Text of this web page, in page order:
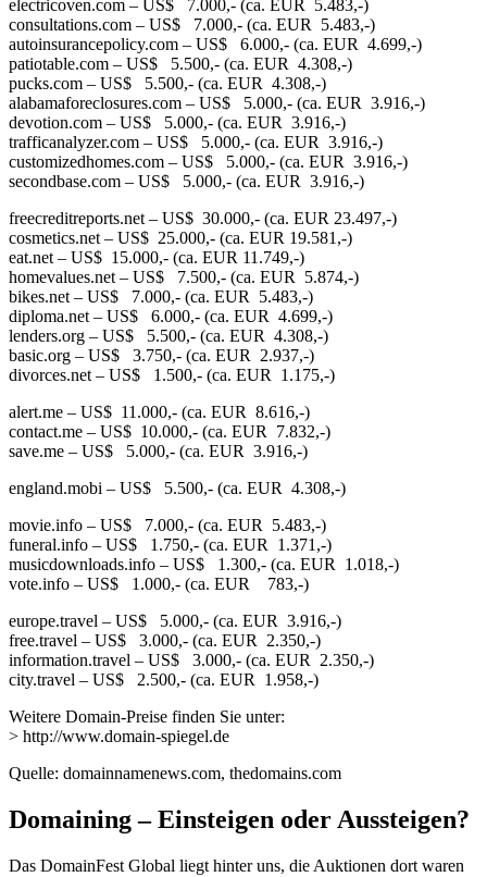
electricoven.com – US$ 7.000,- (ca. EUR 5.483,-)
consultations.com – US$ 7.000,- (ca. EUR 5.483,-)
autoinsurancepolicy.com – US$ 6.000,- (ca. EUR 4.699,-)
patiotable.com – US$ 5.500,- (ca. EUR 4.308,-)
pucks.com – US$ 5.500,- (ca. EUR 4.308,-)
alabamaforeclosures.com – US$ 5.000,- (ca. EUR 3.916,-)
devotion.com – US$ 5.000,- (ca. EUR 3.916,-)
trafficanalyzer.com – US$ 5.000,- (ca. EUR 3.916,-)
customizedhomes.com – US$ 5.000,- (ca. EUR 3.916,-)
secondbase.com – US$ 5.000,- (ca. EUR 3.916,-)
freecreditreports.net – US$ 30.000,- (ca. EUR 23.497,-)
cosmetics.net – US$ 25.000,- (ca. EUR 19.581,-)
eat.net – US$ 15.000,- (ca. EUR 11.749,-)
homevalues.net – US$ 7.500,- (ca. EUR 5.874,-)
bikes.net – US$ 7.000,- (ca. EUR 5.483,-)
diploma.net – US$ 6.000,- (ca. EUR 4.699,-)
lenders.org – US$ 5.500,- (ca. EUR 4.308,-)
basic.org – US$ 3.750,- (ca. EUR 2.937,-)
divorces.net – US$ 1.500,- (ca. EUR 1.175,-)
alert.me – US$ 11.000,- (ca. EUR 8.616,-)
contact.me – US$ 10.000,- (ca. EUR 7.832,-)
save.me – US$ 5.000,- (ca. EUR 3.916,-)
england.mobi – US$ 5.500,- (ca. EUR 4.308,-)
movie.info – US$ 7.000,- (ca. EUR 5.483,-)
funeral.info – US$ 1.750,- (ca. EUR 1.371,-)
musicdownloads.info – US$ 1.300,- (ca. EUR 1.018,-)
vote.info – US$ 1.000,- (ca. EUR 783,-)
europe.travel – US$ 5.000,- (ca. EUR 3.916,-)
free.travel – US$ 3.000,- (ca. EUR 2.350,-)
information.travel – US$ 3.000,- (ca. EUR 2.350,-)
city.travel – US$ 2.500,- (ca. EUR 1.958,-)
Weitere Domain-Preise finden Sie unter:
> http://www.domain-spiegel.de
Quelle: domainnamenews.com, thedomains.com
Domaining – Einsteigen oder Aussteigen?
Das DomainFest Global liegt hinter uns, die Auktionen dort waren